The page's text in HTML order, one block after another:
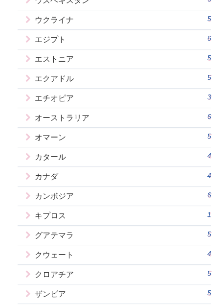
ウクライナ 5
エジプト 6
エストニア 5
エクアドル 5
エチオピア 3
オーストラリア 6
オマーン 5
カタール 4
カナダ 4
カンボジア 6
キプロス 1
グアテマラ 5
クウェート 4
クロアチア 5
ザンビア 5